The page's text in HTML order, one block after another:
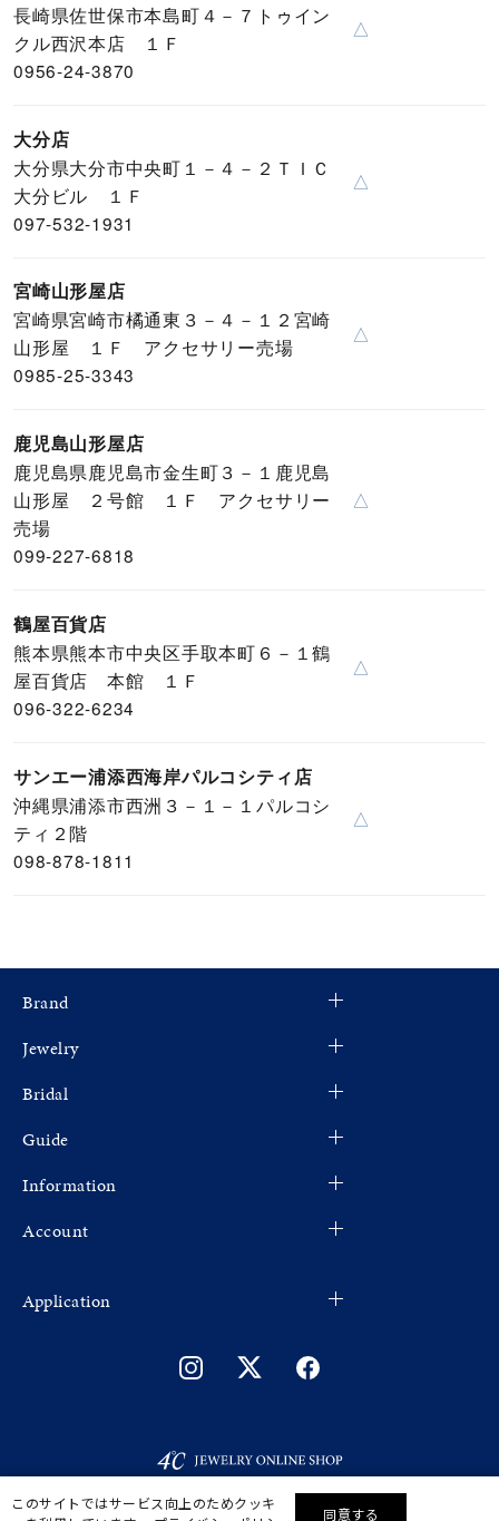
長崎県佐世保市本島町４－７トゥイン
クル西沢本店 １Ｆ
0956-24-3870
△
大分店
大分県大分市中央町１－４－２ＴＩＣ
大分ビル １Ｆ
097-532-1931
△
宮崎山形屋店
宮崎県宮崎市橘通東３－４－１２宮崎
山形屋 １Ｆ アクセサリー売場
0985-25-3343
△
鹿児島山形屋店
鹿児島県鹿児島市金生町３－１鹿児島
山形屋 ２号館 １Ｆ アクセサリー
売場
099-227-6818
△
鶴屋百貨店
熊本県熊本市中央区手取本町６－１鶴
屋百貨店 本館 １Ｆ
096-322-6234
△
サンエー浦添西海岸パルコシティ店
沖縄県浦添市西洲３－１－１パルコシ
ティ２階
098-878-1811
△
Brand
Jewelry
Bridal
Guide
Information
Account
Application
このサイトではサービス向上のためクッキ
同意する